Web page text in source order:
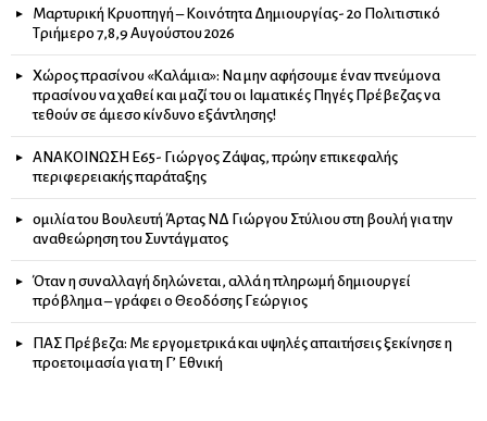
Μαρτυρική Κρυοπηγή – Κοινότητα Δημιουργίας- 2ο Πολιτιστικό
Τριήμερο 7,8,9 Αυγούστου 2026
Χώρος πρασίνου «Καλάμια»: Να μην αφήσουμε έναν πνεύμονα
πρασίνου να χαθεί και μαζί του οι Ιαματικές Πηγές Πρέβεζας να
τεθούν σε άμεσο κίνδυνο εξάντλησης!
ΑΝΑΚΟΙΝΩΣΗ Ε65- Γιώργος Ζάψας, πρώην επικεφαλής
περιφερειακής παράταξης
ομιλία του Βουλευτή Άρτας ΝΔ Γιώργου Στύλιου στη βουλή για την
αναθεώρηση του Συντάγματος
Όταν η συναλλαγή δηλώνεται, αλλά η πληρωμή δημιουργεί
πρόβλημα – γράφει ο Θεοδόσης Γεώργιος
ΠΑΣ Πρέβεζα: Με εργομετρικά και υψηλές απαιτήσεις ξεκίνησε η
προετοιμασία για τη Γ’ Εθνική